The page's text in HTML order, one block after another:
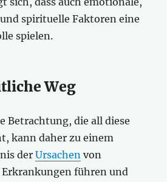
spirituelle Faktoren eine
spielen.
Weg
Betrachtung, die all diese
kann daher zu einem
derUrsachen von
führen und